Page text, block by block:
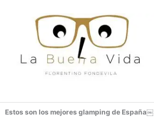
Estos son los mejores glamping de España￼